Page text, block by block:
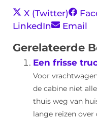
X (Twitter)
LinkedIn
Email
Gerelateerde
Een frisse
Voor
de cabine niet
thuis weg van
lange reizen over